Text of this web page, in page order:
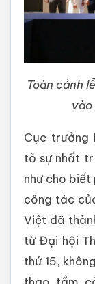
Toàn cảnh
vào
Cục trưởng
tỏ sự nhất
như cho biết
công tác
Việt đã
từ Đại hội
thứ 15,